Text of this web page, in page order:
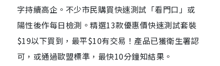
字持續高企。不少市民購買快速測試「看門口」或
陽性後作每日檢測。精選13款優惠價快速測試套裝
$19以下買到，最平$10有交易！產品已獲衛生署認
可，或通過歐盟標準，最快10分鐘知結果。